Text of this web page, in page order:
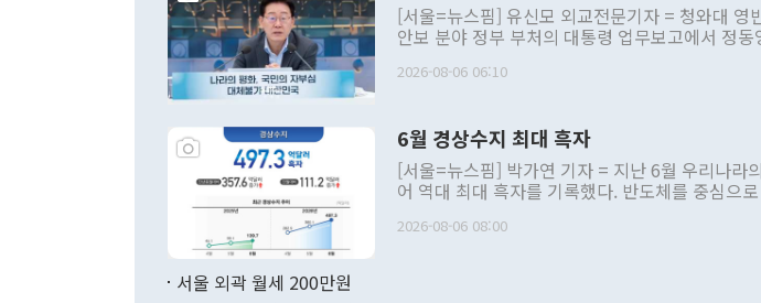
[서울=뉴스핌] 유신모 외교전문기자 = 청와대 영
안보 분야 정부 부처의 대통령 업무보고에서 정
발언 중에는 정부 내 조율을 거치지 않은 사안을
주의적 희망에 근거한 비현실적 구상'이라는 비판
관의 대북 정책 관련 발언이 물의를 빚은 적은 여
관 부처 장관이 공개적으로 부정적 입장을 표명
관의 무리한 대북 접근법과 월권을 제어해야 한다
다. [정동영 통일부 장관이 지난달 23일 오후 서울 종로구 정부서울청사에
2026-08-06 06:10
6월 경상수지 최대 흑자
[서울=뉴스핌] 박가연 기자 = 지난 6월 우리나라
어 역대 최대 흑자를 기록했다. 반도체를 중심으
료=한국은행] 한국은행이 6일 발표한 '2026년 6월 국제수지(잠정)'에 따르
2026-08-06 08:00
서울 외곽 월세 200만원